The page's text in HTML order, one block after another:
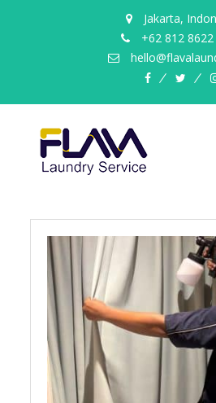
Jakarta,
+62 812
facebook
cuci
gorden
bintaro